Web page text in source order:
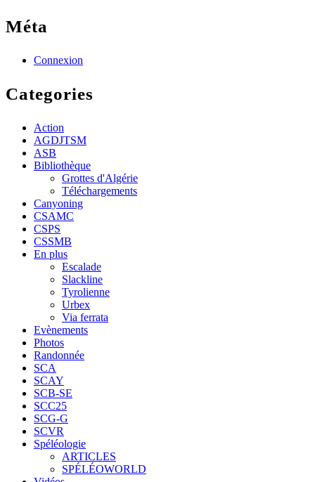
Méta
Connexion
Categories
Action
AGDJTSM
ASB
Bibliothèque
Grottes d'Algérie
Téléchargements
Canyoning
CSAMC
CSPS
CSSMB
En plus
Escalade
Slackline
Tyrolienne
Urbex
Via ferrata
Evènements
Photos
Randonnée
SCA
SCAY
SCB-SE
SCC25
SCG-G
SCVR
Spéléologie
ARTICLES
SPÉLÉOWORLD